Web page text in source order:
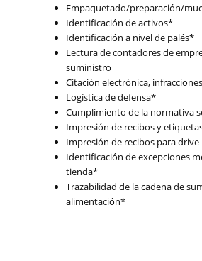
Empaquetado/preparación/
Identificación de activos*
Identificación a nivel de palés*
Lectura de contadores de
suministro
Citación electrónica,
Logística de defensa*
Cumplimiento de la normativa
Impresión de recibos y
Impresión de recibos para
Identificación de excepciones
tienda*
Trazabilidad de la cadena de
alimentación*